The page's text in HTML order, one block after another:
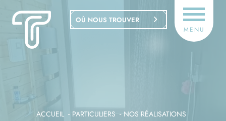
OÙ NOUS TROUVER
MENU
ACCUEIL PARTICULIERS NOS RÉALISATIONS